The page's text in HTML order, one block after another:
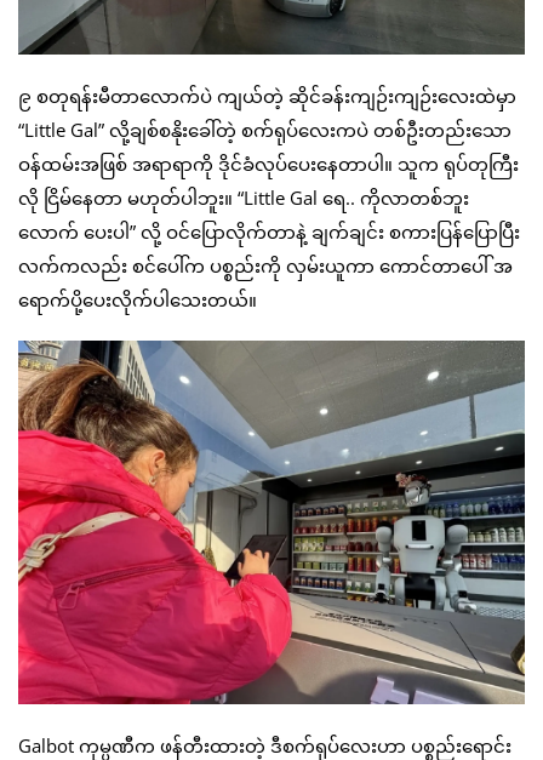
၉ စတုရန်းမီတာလောက်ပဲ ကျယ်တဲ့ ဆိုင်ခန်းကျဉ်းကျဉ်းလေးထဲမှာ
“Little Gal” လို့ချစ်စနိုးခေါ်တဲ့ စက်ရုပ်လေးကပဲ တစ်ဦးတည်းသော
ဝန်ထမ်းအဖြစ် အရာရာကို ဒိုင်ခံလုပ်ပေးနေတာပါ။ သူက ရုပ်တုကြီး
လို ငြိမ်နေတာ မဟုတ်ပါဘူး။ “Little Gal ရေ.. ကိုလာတစ်ဘူး
လောက် ပေးပါ” လို့ ဝင်ပြောလိုက်တာနဲ့ ချက်ချင်း စကားပြန်ပြောပြီး
လက်ကလည်း စင်ပေါ်က ပစ္စည်းကို လှမ်းယူကာ ကောင်တာပေါ် အ
ရောက်ပို့ပေးလိုက်ပါသေးတယ်။
Galbot ကုမ္ပဏီက ဖန်တီးထားတဲ့ ဒီစက်ရုပ်လေးဟာ ပစ္စည်းရောင်း